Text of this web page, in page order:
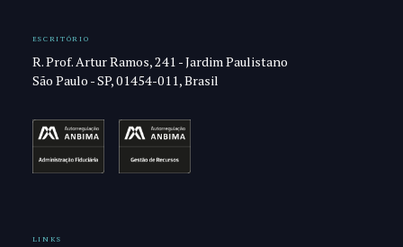
ESCRITÓRIO
R. Prof. Artur Ramos, 241 - Jardim Paulistano
São Paulo - SP, 01454-011, Brasil
LINKS